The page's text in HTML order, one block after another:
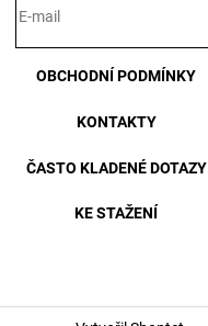
OBCHODNÍ PODMÍNKY
KONTAKTY
ČASTO KLADENÉ DOTAZY
KE STAŽENÍ